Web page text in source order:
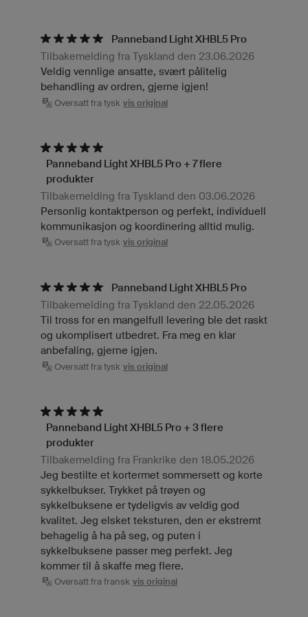
Panneband Light XHBL5 Pro
Tilbakemelding fra Tyskland den 23.06.2026
Veldig vennlige ansatte, svært pålitelig
behandling av ordren, gjerne igjen!
Oversatt fra tysk vis original
Panneband Light XHBL5 Pro + 7 flere
produkter
Tilbakemelding fra Tyskland den 03.06.2026
Personlig kontaktperson og perfekt, individuell
kommunikasjon og koordinering alltid mulig.
Oversatt fra tysk vis original
Panneband Light XHBL5 Pro
Tilbakemelding fra Tyskland den 22.05.2026
Til tross for en mangelfull levering ble det raskt
og ukomplisert utbedret. Fra meg en klar
anbefaling, gjerne igjen.
Oversatt fra tysk vis original
Panneband Light XHBL5 Pro + 3 flere
produkter
Tilbakemelding fra Frankrike den 18.05.2026
Jeg bestilte et kortermet sommersett og korte
sykkelbukser. Trykket på trøyen og
sykkelbuksene er tydeligvis av veldig god
kvalitet. Jeg elsket teksturen, den er ekstremt
behagelig å ha på seg, og puten i
sykkelbuksene passer meg perfekt. Jeg
kommer til å skaffe meg flere.
Oversatt fra fransk vis original